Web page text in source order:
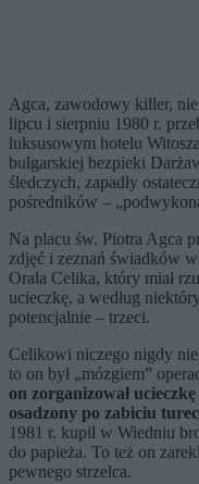
Agca, zawodowy killer,
lipcu i sierpniu 1980 r.
luksusowym hotelu
bułgarskiej bezpieki
śledczych, zapadły
pośredników –
Na placu św. Piotra Agca
zdjęć i zeznań świadków
Orala Celika, który miał
ucieczkę, a według
potencjalnie – trzeci.
Celikowi niczego nigdy
to on był „mózgiem”
on zorganizował
osadzony po zabiciu
1981 r. kupił w Wiedniu
do papieża. To też on
pewnego strzelca.